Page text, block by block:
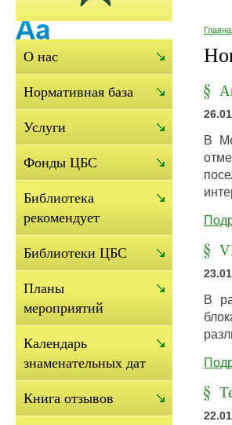
В
В
О нас
Нормативная база
Услуги
Фонды ЦБС
Библиотека
рекомендует
Библиотеки ЦБС
Планы
мероприятий
Календарь
знаменательных дат
Книга отзывов